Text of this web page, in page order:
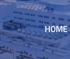
HOME